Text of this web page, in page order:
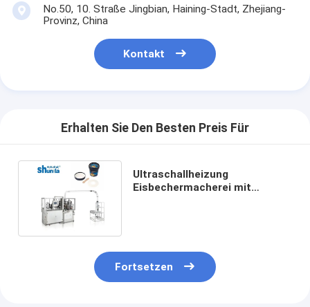
No.50, 10. Straße Jingbian, Haining-Stadt, Zhejiang-
Provinz, China
Kontakt
Erhalten Sie Den Besten Preis Für
Ultraschallheizung
Eisbechermacherei mit
Fortsetzen